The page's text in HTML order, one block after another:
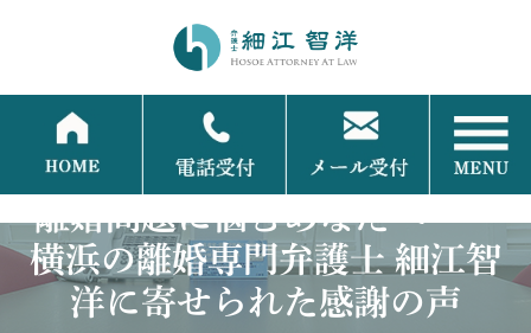
離婚問題に悩むあなたへ──
横浜の離婚専門弁護士 細江智
洋に寄せられた感謝の声